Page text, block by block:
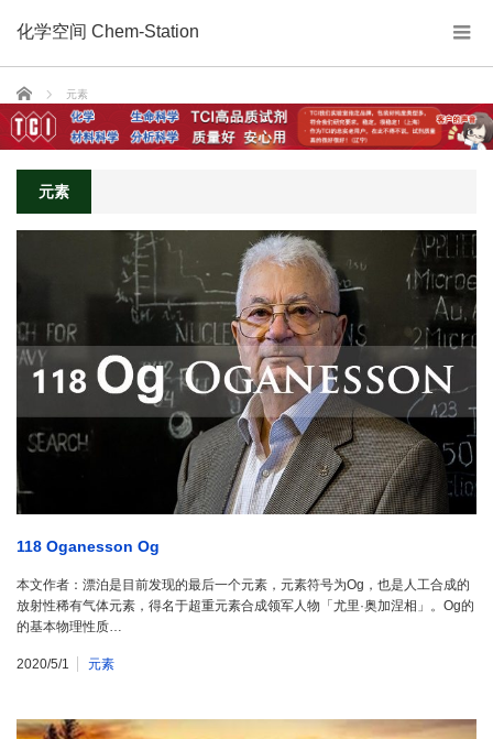
化学空间 Chem-Station
Home 元素
元素
118 Oganesson Og
本文作者：漂泊是目前发现的最后一个元素，元素符号为Og，也是人工合成的
放射性稀有气体元素，得名于超重元素合成领军人物「尤里·奥加涅相」。Og的
的基本物理性质…
2020/5/1 元素